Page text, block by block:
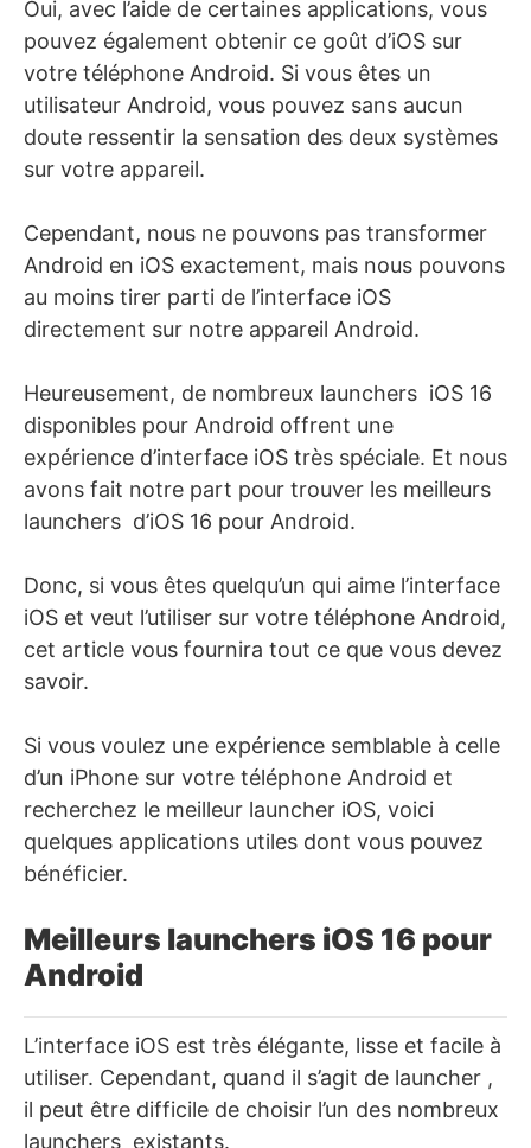
Oui, avec l’aide de certaines applications, vous
pouvez également obtenir ce goût d’iOS sur
votre téléphone Android. Si vous êtes un
utilisateur Android, vous pouvez sans aucun
doute ressentir la sensation des deux systèmes
sur votre appareil.
Cependant, nous ne pouvons pas transformer
Android en iOS exactement, mais nous pouvons
au moins tirer parti de l’interface iOS
directement sur notre appareil Android.
Heureusement, de nombreux launchers iOS 16
disponibles pour Android offrent une
expérience d’interface iOS très spéciale. Et nous
avons fait notre part pour trouver les meilleurs
launchers d’iOS 16 pour Android.
Donc, si vous êtes quelqu’un qui aime l’interface
iOS et veut l’utiliser sur votre téléphone Android,
cet article vous fournira tout ce que vous devez
savoir.
Si vous voulez une expérience semblable à celle
d’un iPhone sur votre téléphone Android et
recherchez le meilleur launcher iOS, voici
quelques applications utiles dont vous pouvez
bénéficier.
Meilleurs launchers iOS 16 pour
Android
L’interface iOS est très élégante, lisse et facile à
utiliser. Cependant, quand il s’agit de launcher ,
il peut être difficile de choisir l’un des nombreux
launchers existants.